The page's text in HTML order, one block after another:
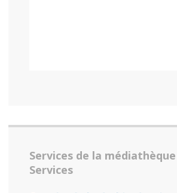
Services de la
Services